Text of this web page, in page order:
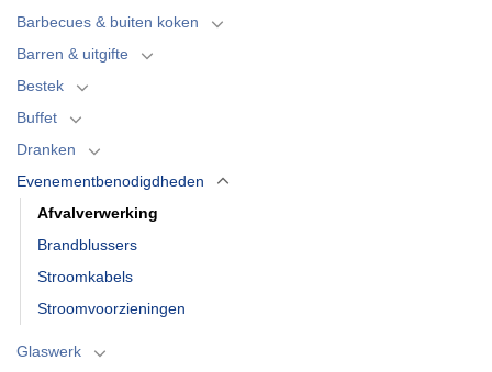
Barbecues & buiten koken
Barren & uitgifte
Bestek
Buffet
Dranken
Evenementbenodigdheden
Afvalverwerking
Brandblussers
Stroomkabels
Stroomvoorzieningen
Glaswerk